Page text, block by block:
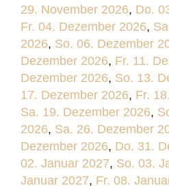
29. November 2026, Do.
Fr. 04. Dezember 2026,
2026, So. 06. Dezember
Dezember 2026, Fr. 11.
Dezember 2026, So. 13.
17. Dezember 2026, Fr.
Sa. 19. Dezember 2026,
2026, Sa. 26. Dezember
Dezember 2026, Do. 31.
02. Januar 2027, So. 03.
Januar 2027, Fr. 08.